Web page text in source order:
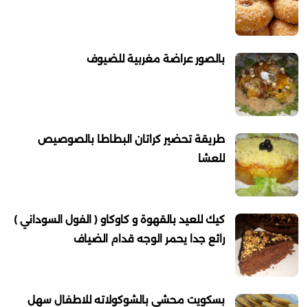
بالصور عراضة مغربية للضيوف
طريقة تحضير كراتان البطاطا بالصوصيص
للعشا
كيك للعيد بالقهوة و كاوكاو ( الفول السوداني )
رائع جدا يحمر الوجه قدام الضياف
بسكويت محشي بالشوكولاته للاطفال سهل